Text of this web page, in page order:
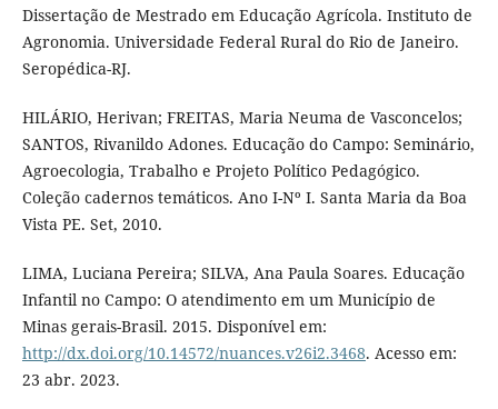
Dissertação de Mestrado em Educação Agrícola. Instituto de
Agronomia. Universidade Federal Rural do Rio de Janeiro.
Seropédica-RJ.
HILÁRIO, Herivan; FREITAS, Maria Neuma de Vasconcelos;
SANTOS, Rivanildo Adones. Educação do Campo: Seminário,
Agroecologia, Trabalho e Projeto Político Pedagógico.
Coleção cadernos temáticos. Ano I-Nº I. Santa Maria da Boa
Vista PE. Set, 2010.
LIMA, Luciana Pereira; SILVA, Ana Paula Soares. Educação
Infantil no Campo: O atendimento em um Município de
Minas gerais-Brasil. 2015. Disponível em:
http://dx.doi.org/10.14572/nuances.v26i2.3468. Acesso em:
23 abr. 2023.